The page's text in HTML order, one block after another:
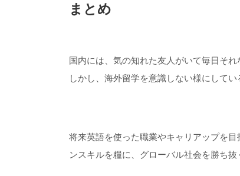
まとめ
国内には、気の知れた友人がいて毎日そ
しかし、海外留学を意識しない様にしてい
将来英語を使った職業やキャリアップを
ンスキルを糧に、グローバル社会を勝ち